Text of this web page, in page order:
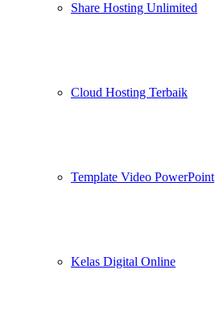
Share Hosting Unlimited
Cloud Hosting Terbaik
Template Video PowerPoint
Kelas Digital Online